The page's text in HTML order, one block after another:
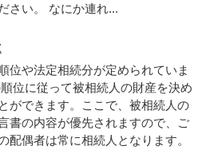
さい。 なにか連れ...
位や法定相続分が定められていま
位に従って被相続人の財産を決め
ができます。ここで、被相続人の
書の内容が優先されますので、ご
配偶者は常に相続人となります。